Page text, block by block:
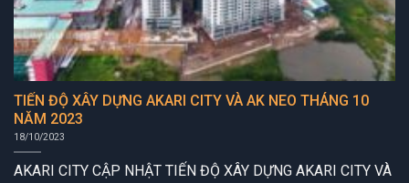
TIẾN ĐỘ XÂY DỰNG AKARI CITY VÀ AK NEO THÁNG 10
NĂM 2023
18/10/2023
AKARI CITY CẬP NHẬT TIẾN ĐỘ XÂY DỰNG AKARI CITY VÀ